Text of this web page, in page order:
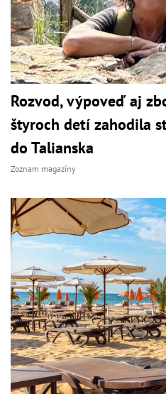
Rozvod, výpoveď aj
štyroch detí zahodila
do Talianska
Zoznam magazíny